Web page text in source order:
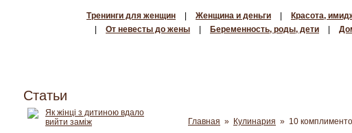
Тренинги для женщин Женщина и деньги Красота,
От невесты до жены Беременность, роды, дети
Главная » Кулинария » 10
Статьи
Як жінці з дитиною вдало
вийти заміж